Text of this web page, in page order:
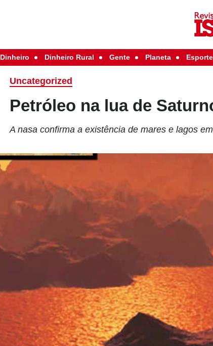
Dinheiro Dinheiro Rural Gente Planeta
Uncategorized
Petróleo na lua de
A nasa confirma a existência de mares e lagos